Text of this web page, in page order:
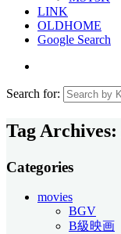
LINK
OLDHOME
Google Search
Search for:
Tag Archives:
Categories
movies
BGV
B級映画